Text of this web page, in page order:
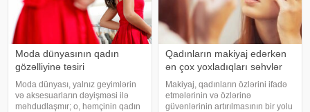
Moda dünyasının qadın
gözəlliyinə təsiri
Moda dünyası, yalnız geyimlərin
və aksesuarların dəyişməsi ilə
məhdudlaşmır; o, həmçinin qadın
Qadınların makiyaj edərkən
ən çox yoxladıqları səhvlər
Makiyaj, qadınların özlərini ifadə
etmələrinin və özlərinə
güvənlərinin artırılmasının bir yolu